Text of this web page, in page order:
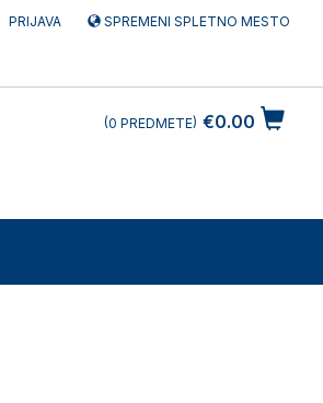
PRIJAVA SPREMENI SPLETNO MESTO
€0.00
0 PREDMETE